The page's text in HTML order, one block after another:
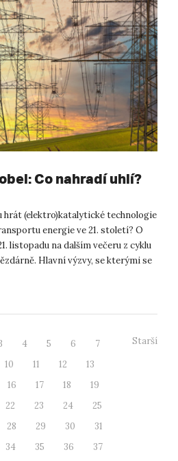
Co nahradí uhlí?
hrát (elektro)katalytické technologie
energie ve 21. století? O
listopadu na dalším večeru z cyklu
Hlavní výzvy, se kterými se
4 5 6
7
10 11 12
13
16 17 18
19
22 23 24
25
28 29 30
31
34 35 36
37
Starší